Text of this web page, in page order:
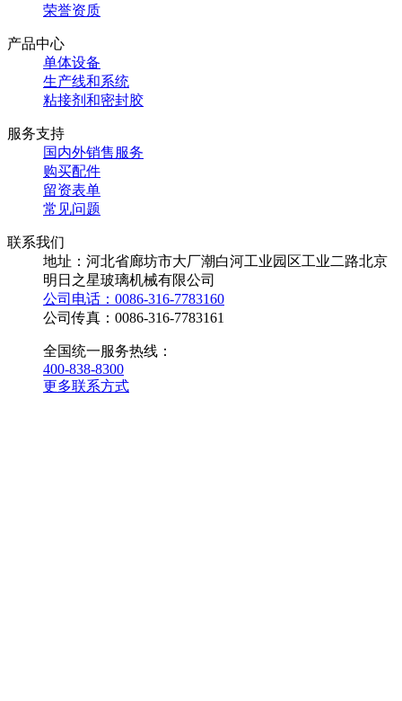
荣誉资质
产品中心
单体设备
生产线和系统
粘接剂和密封胶
服务支持
国内外销售服务
购买配件
留资表单
常见问题
联系我们
地址：河北省廊坊市大厂潮白河工业园区工业二路北京
明日之星玻璃机械有限公司
公司电话：0086-316-7783160
公司传真：0086-316-7783161
全国统一服务热线：
400-838-8300
更多联系方式